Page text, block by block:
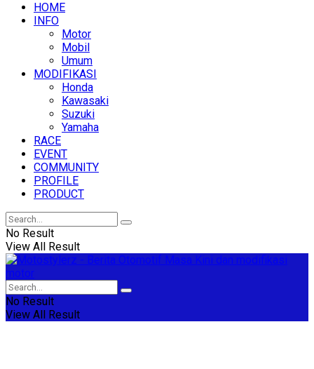
HOME
INFO
Motor
Mobil
Umum
MODIFIKASI
Honda
Kawasaki
Suzuki
Yamaha
RACE
EVENT
COMMUNITY
PROFILE
PRODUCT
No Result
View All Result
No Result
View All Result